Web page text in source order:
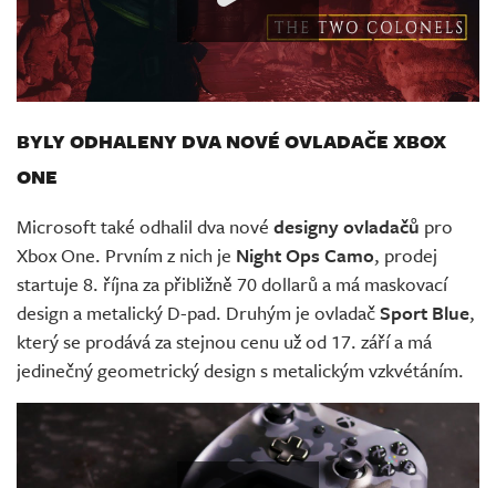
BYLY ODHALENY DVA NOVÉ OVLADAČE XBOX
ONE
Microsoft také odhalil dva nové designy ovladačů pro
Xbox One. Prvním z nich je Night Ops Camo, prodej
startuje 8. října za přibližně 70 dollarů a má maskovací
design a metalický D-pad. Druhým je ovladačSport Blue,
který se prodává za stejnou cenu už od 17. září a má
jedinečný geometrický design s metalickým vzkvétáním.